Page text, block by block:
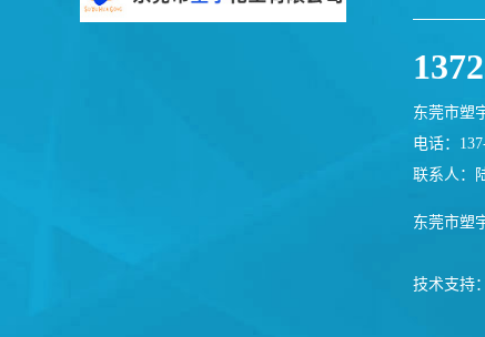
东莞市塑
电话：
联系人：
东莞市塑
技术支持